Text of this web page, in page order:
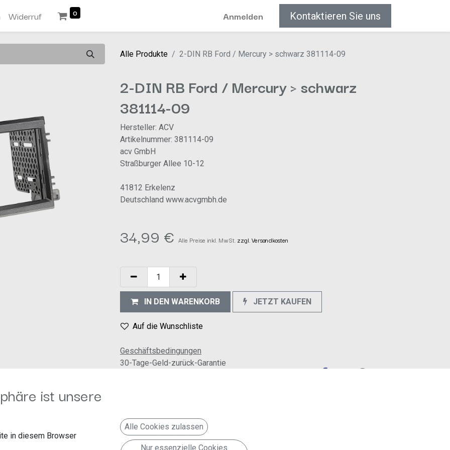
Widerruf 0 Anmelden Kontaktieren Sie uns
Alle Produkte 2-DIN RB Ford / Mercury > schwarz 381114-09
2-DIN RB Ford / Mercury > schwarz
381114-09
Hersteller: ACV
Artikelnummer: 381114-09
acv GmbH
Straßburger Allee 10-12
41812 Erkelenz
Deutschland www.acvgmbh.de
34,99 € Alle Preise inkl. MwSt. zzgl. Versandkosten
IN DEN WARENKORB JETZT KAUFEN
Auf die Wunschliste
Geschäftsbedingungen
30-Tage-Geld-zurück-Garantie
ist unsere
in diesem Browser
Alle Cookies zulassen
Nur essenzielle Cookies